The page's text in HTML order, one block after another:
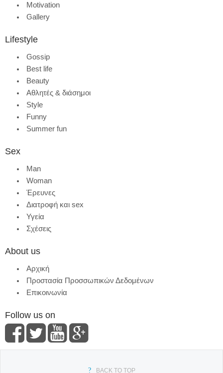
Motivation
Gallery
Lifestyle
Gossip
Best life
Beauty
Αθλητές & διάσημοι
Style
Funny
Summer fun
Sex
Man
Woman
Έρευνες
Διατροφή και sex
Υγεία
Σχέσεις
About us
Αρχική
Προστασία Προσσωπικών Δεδομένων
Επικοινωνία
Follow us on
BACK TO TOP